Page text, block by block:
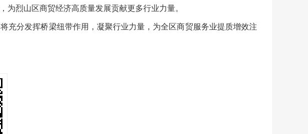
烈山区商贸经济高质量发展贡献更多行业力量。
充分发挥桥梁纽带作用，凝聚行业力量，为全区商贸服务业提质增效注